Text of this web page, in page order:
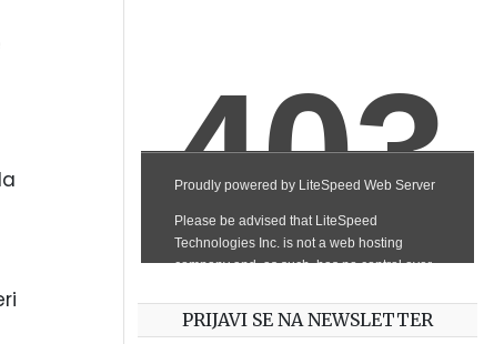
PRIJAVI SE NA NEWSLETTER